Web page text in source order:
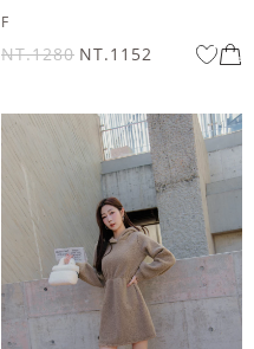
F
NT.1280 NT.1152